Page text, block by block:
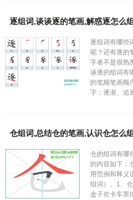
逐组词,谈谈逐的笔画,解惑逐怎么
逐组词有哪些
呢？还有逐的
字者不是很熟
谈逐的组词有
的笔顺笔画顺
字：逐渐、追
仓组词,总结仓的笔画,认识仓怎么
仓的组词有哪
的内容如下：
用范例和释义
组词）。1、
盒子在卡车里